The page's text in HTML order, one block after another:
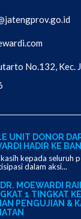
No.132, Kec.
UNIT DONOR
HADIR KE
kepada seluruh
dalam aksi...
MOEWARDI
1 TINGKAT
PENGUJIAN &